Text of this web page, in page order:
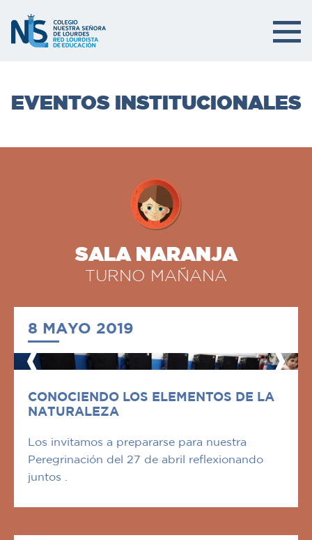
EVENTOS INSTITUCIONALES
SALA NARANJA
TURNO MAÑANA
8 MAYO 2019
CONOCIENDO LOS ELEMENTOS DE LA
NATURALEZA
Los invitamos a prepararse para nuestra
Peregrinación del 27 de abril reflexionando
juntos .